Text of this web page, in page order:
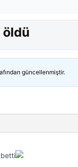
öldü
güncellenmiştir.